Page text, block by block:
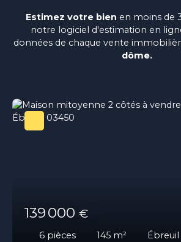
Estimez votre bien en moins de
notre logiciel d'estimation en
données de chaque vente
dôme.
139 000 €
6 pièces 145 m²